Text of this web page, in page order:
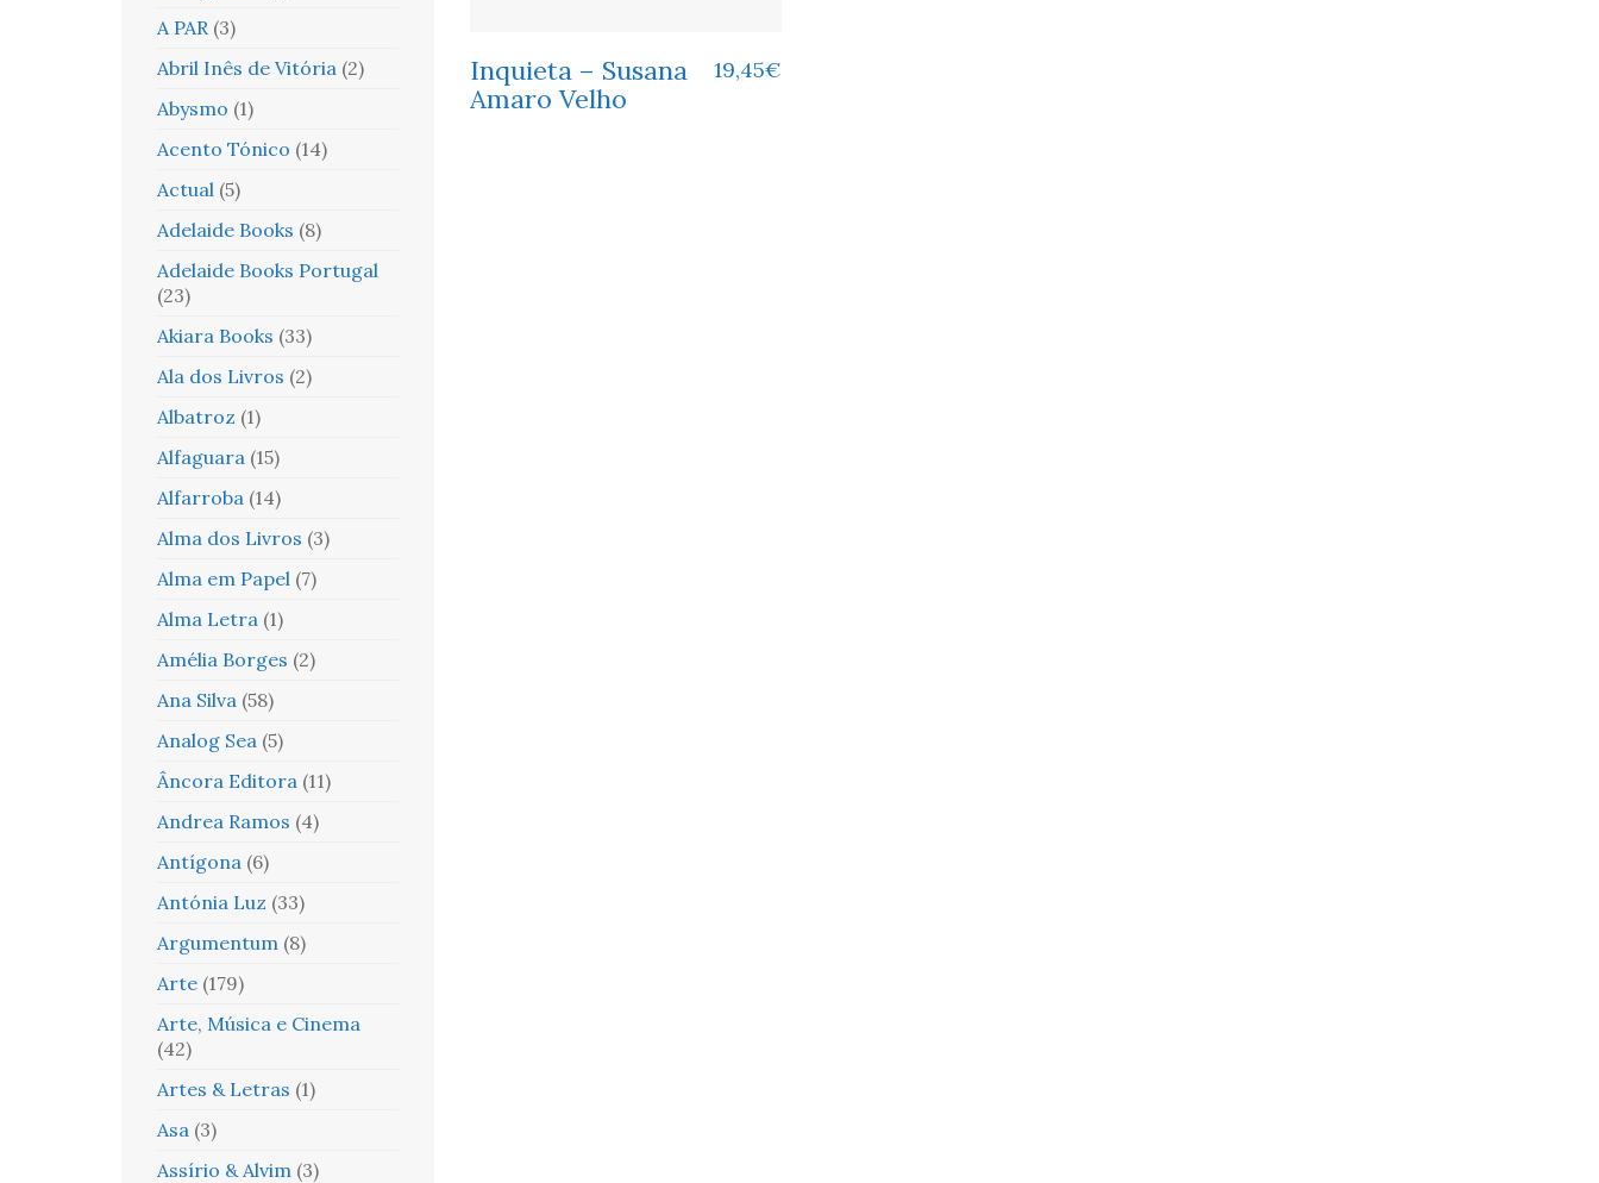
Inquieta – Susana
Amaro Velho
19,45€
A PAR (3)
Abril Inês de Vitória (2)
Abysmo (1)
Acento Tónico (14)
Actual (5)
Adelaide Books (8)
Adelaide Books Portugal
(23)
Akiara Books (33)
Ala dos Livros (2)
Albatroz (1)
Alfaguara (15)
Alfarroba (14)
Alma dos Livros (3)
Alma em Papel (7)
Alma Letra (1)
Amélia Borges (2)
Ana Silva (58)
Analog Sea (5)
Âncora Editora (11)
Andrea Ramos (4)
Antígona (6)
Antónia Luz (33)
Argumentum (8)
Arte (179)
Arte, Música e Cinema
(42)
Artes & Letras (1)
Asa (3)
Assírio & Alvim (3)